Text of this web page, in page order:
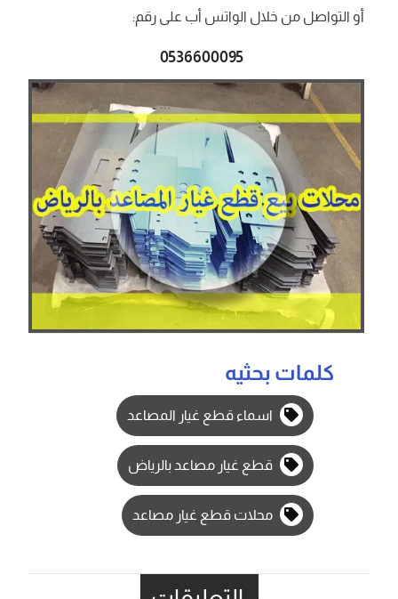
أو التواصل من خلال الواتس أب على رقم:
0536600095
كلمات بحثيه
اسماء قطع غيار المصاعد
قطع غيار مصاعد بالرياض
محلات قطع غيار مصاعد